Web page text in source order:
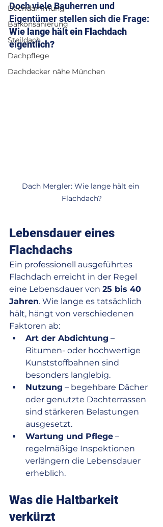
Dachdämmung
Balkonsanierung
Steildach
Dachpflege
Dachdecker nähe München
Doch viele Bauherren und
Eigentümer stellen sich die Frage:
Wie lange hält ein Flachdach
eigentlich?
Dach Mergler: Wie lange hält ein
Flachdach?
Lebensdauer eines
Flachdachs
Ein professionell ausgeführtes
Flachdach erreicht in der Regel
eine Lebensdauer von 25 bis 40
Jahren. Wie lange es tatsächlich
hält, hängt von verschiedenen
Faktoren ab:
Art der Abdichtung –
Bitumen- oder hochwertige
Kunststoffbahnen sind
besonders langlebig.
Nutzung – begehbare Dächer
oder genutzte Dachterrassen
sind stärkeren Belastungen
ausgesetzt.
Wartung und Pflege –
regelmäßige Inspektionen
verlängern die Lebensdauer
erheblich.
Was die Haltbarkeit
verkürzt